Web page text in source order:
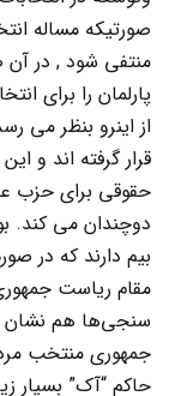
صورتیکه مساله
منتفی شود , در
پارلمان را برای
از اینرو بنظر می
قرار گرفته اند و
حقوقی برای حزب
دوچندان می کند.
بیم دارند که در
مقام ریاست
سنجی‌ها هم نشان
جمهوری منتخب
حاکم “آک” بسیار